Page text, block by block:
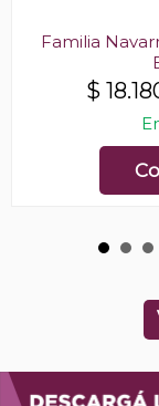
Familia
$